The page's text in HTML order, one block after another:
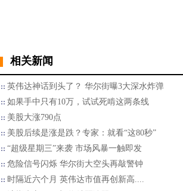
相关新闻
英伟达神话到头了？ 华尔街曝3大深水炸弹
如果手中只有10万，试试死啃这两条线
美股大涨790点
美股后续是涨是跌？专家：就看“这80秒”
“超级星期三”来袭 市场风暴一触即发
危险信号闪烁 华尔街大空头再敲警钟
时隔近六个月 英伟达市值再创新高....